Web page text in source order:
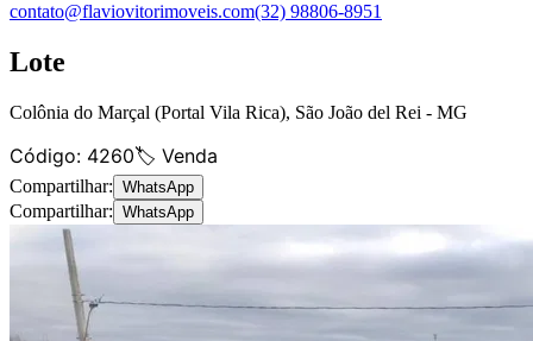
contato@flaviovitorimoveis.com(32) 98806-8951
Lote
Colônia do Marçal (Portal Vila Rica), São João del Rei - MG
Código: 4260🏷️ Venda
Compartilhar: WhatsApp
Compartilhar: WhatsApp